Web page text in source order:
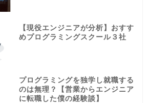
【現役エンジニアが分析】おすす
めプログラミングスクール３社
プログラミングを独学し就職する
のは無理？【営業からエンジニア
に転職した僕の経験談】